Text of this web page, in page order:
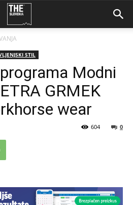
STIL
Modni
GRMEK
wear
0
604